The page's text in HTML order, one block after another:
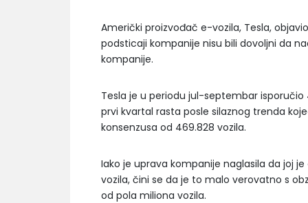
Američki proizvođač e-vozila, Tesla,
podsticaji kompanije nisu bili dovoljni da
kompanije.
Tesla je u periodu jul-septembar
prvi kvartal rasta posle silaznog trenda
konsenzusa od 469.828 vozila.
Iako je uprava kompanije naglasila da joj
vozila, čini se da je to malo verovatno s
od pola miliona vozila.